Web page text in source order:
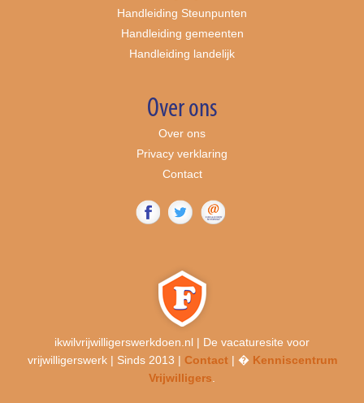
Handleiding Steunpunten
Handleiding gemeenten
Handleiding landelijk
Over ons
Over ons
Privacy verklaring
Contact
ikwilvrijwilligerswerkdoen.nl | De vacaturesite voor
vrijwilligerswerk | Sinds 2013 | Contact| � Kenniscentrum
Vrijwilligers